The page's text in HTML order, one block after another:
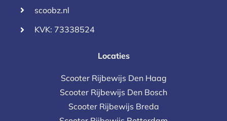
scoobz.nl
KVK: 73338524
Locaties
Scooter Rijbewijs Den Haag
Scooter Rijbewijs Den Bosch
Scooter Rijbewijs Breda